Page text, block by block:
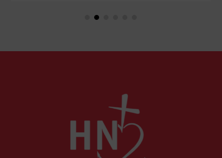
lit l'équilibre singulier d'une